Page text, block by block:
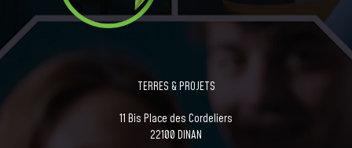
TERRES & PROJETS
11 Bis Place des Cordeliers
22100 DINAN